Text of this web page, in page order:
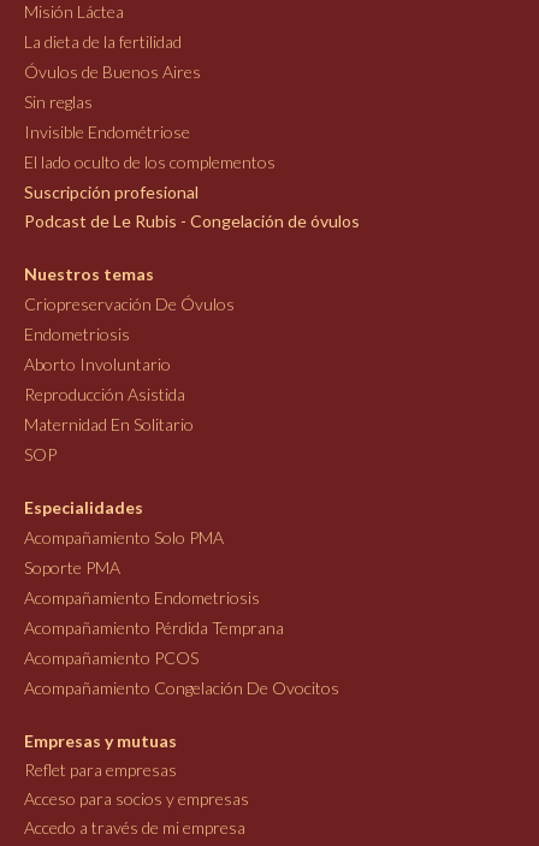
Misión Láctea
La dieta de la fertilidad
Óvulos de Buenos Aires
Sin reglas
Invisible Endométriose
El lado oculto de los complementos
Suscripción profesional
Podcast de Le Rubis - Congelación de óvulos
Nuestros temas
Criopreservación De Óvulos
Endometriosis
Aborto Involuntario
Reproducción Asistida
Maternidad En Solitario
SOP
Especialidades
Acompañamiento Solo PMA
Soporte PMA
Acompañamiento Endometriosis
Acompañamiento Pérdida Temprana
Acompañamiento PCOS
Acompañamiento Congelación De Ovocitos
Empresas y mutuas
Reflet para empresas
Acceso para socios y empresas
Accedo a través de mi empresa